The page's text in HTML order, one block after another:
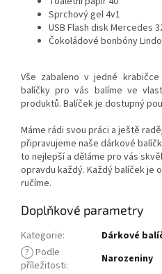
Sprchový gel 4v1
USB Flash disk Mercedes
Čokoládové bonbóny
Vše zabaleno v jedné
balíčky pro vás balíme ve
produktů. Balíček je dostupný
Máme rádi svou práci a ještě
připravujeme naše dárkové
to nejlepší a děláme pro vás
opravdu každý. Každý balíček je
ručíme.
Doplňkové parametry
Kategorie:
Dárkové
? Podle
příležitosti: Narozeniny